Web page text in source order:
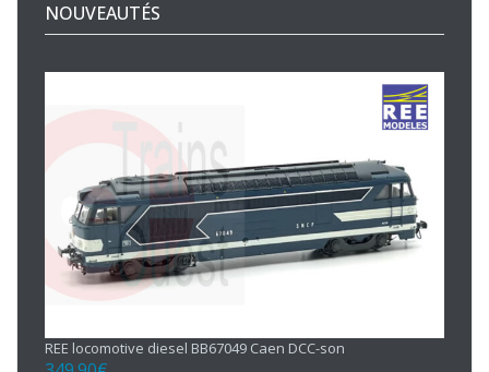
NOUVEAUTÉS
REE locomotive diesel BB67049 Caen DCC-son